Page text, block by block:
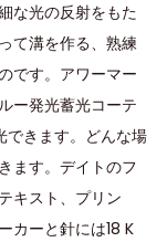
な光の反射をもた
て溝を作る、熟練
です。アワーマー
ー発光蓄光コーテ
できます。どんな場
ます。デイトのフ
キスト、プリン
カーと針には18 K